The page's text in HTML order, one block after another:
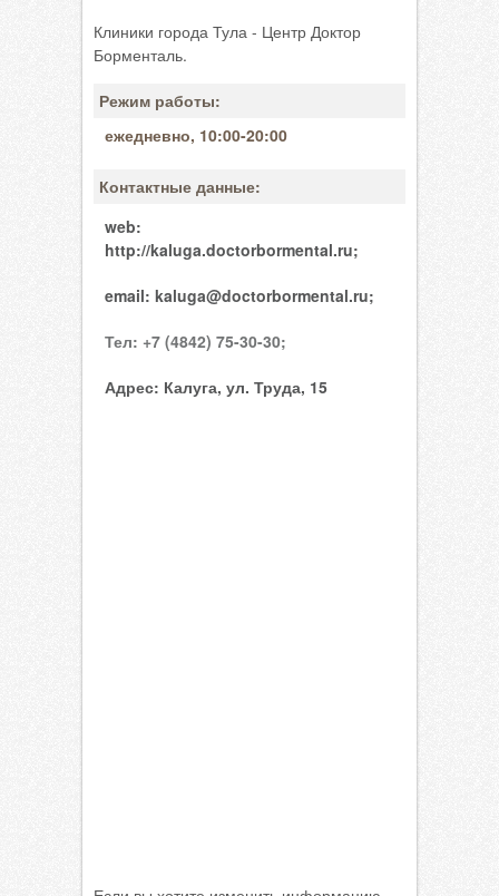
Клиники города Тула - Центр Доктор
Борменталь.
Режим работы:
ежедневно, 10:00-20:00
Контактные данные:
web:
http://kaluga.doctorbormental.ru;
email: kaluga@doctorbormental.ru;
Тел: +7 (4842) 75-30-30;
Адрес: Калуга, ул. Труда, 15